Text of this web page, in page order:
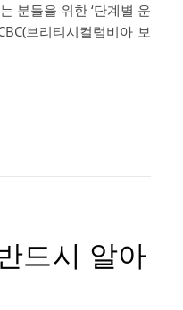
분들을 위한 ‘단계별 운
브리티시컬럼비아 보
드시 알아